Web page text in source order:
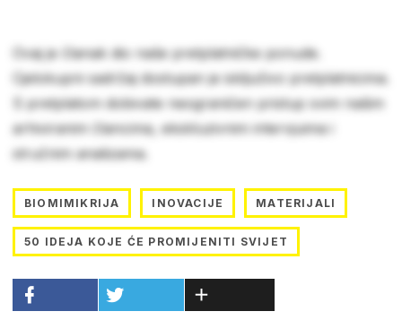
Ovaj je članak dio naše pretplatničke ponude.
Cjelokupni sadržaj dostupan je isključivo pretplatnicima.
S pretplatom dobivate neograničen pristup svim našim
arhiviranim člancima, ekskluzivnim intervjuima i
stručnim analizama.
BIOMIMIKRIJA INOVACIJE MATERIJALI
50 IDEJA KOJE ĆE PROMIJENITI SVIJET